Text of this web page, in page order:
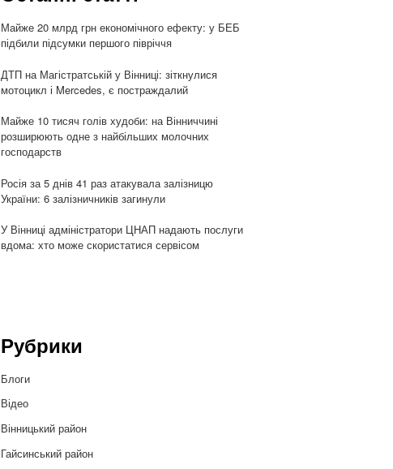
Майже 20 млрд грн економічного ефекту: у БЕБ
підбили підсумки першого півріччя
ДТП на Магістратській у Вінниці: зіткнулися
мотоцикл і Mercedes, є постраждалий
Майже 10 тисяч голів худоби: на Вінниччині
розширюють одне з найбільших молочних
господарств
Росія за 5 днів 41 раз атакувала залізницю
України: 6 залізничників загинули
У Вінниці адміністратори ЦНАП надають послуги
вдома: хто може скористатися сервісом
Рубрики
Блоги
Відео
Вінницький район
Гайсинський район